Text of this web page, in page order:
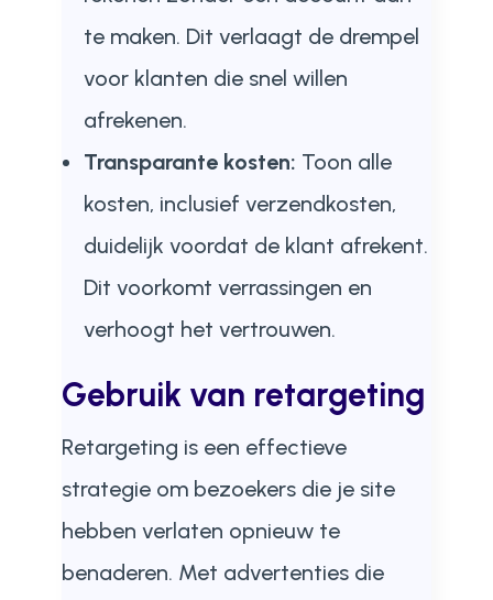
te maken. Dit verlaagt de drempel
voor klanten die snel willen
afrekenen.
Transparante kosten: Toon alle
kosten, inclusief verzendkosten,
duidelijk voordat de klant afrekent.
Dit voorkomt verrassingen en
verhoogt het vertrouwen.
Gebruik van retargeting
Retargeting is een effectieve
strategie om bezoekers die je site
hebben verlaten opnieuw te
benaderen. Met advertenties die